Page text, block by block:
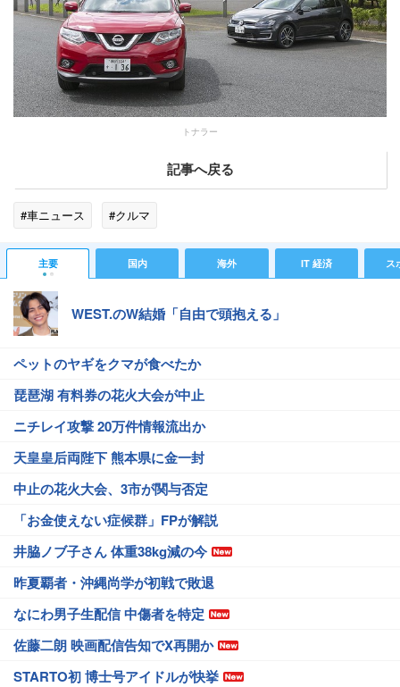
トナラー
記事へ戻る
#車ニュース #クルマ
主要 国内 海外 IT 経済 ス
WEST.のW結婚「自由で頭抱える」
ペットのヤギをクマが食べたか
琵琶湖 有料券の花火大会が中止
ニチレイ攻撃 20万件情報流出か
天皇皇后両陛下 熊本県に金一封
中止の花火大会、3市が関与否定
「お金使えない症候群」FPが解説
井脇ノブ子さん 体重38kg減の今
昨夏覇者・沖縄尚学が初戦で敗退
なにわ男子生配信 中傷者を特定
佐藤二朗 映画配信告知でX再開か
STARTO初 博士号アイドルが快挙